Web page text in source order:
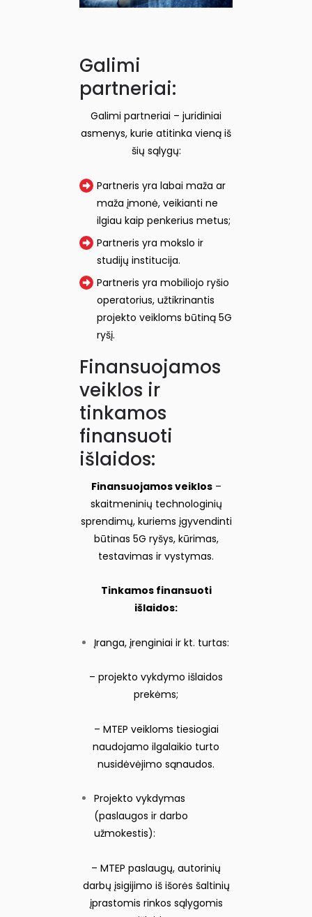
Galimi
partneriai:
Galimi partneriai – juridiniai
asmenys, kurie atitinka vieną iš
šių sąlygų:
Partneris yra labai maža ar
maža įmonė, veikianti ne
ilgiau kaip penkerius metus;
Partneris yra mokslo ir
studijų institucija.
Partneris yra mobiliojo ryšio
operatorius, užtikrinantis
projekto veikloms būtiną 5G
ryšį.
Finansuojamos
veiklos ir
tinkamos
finansuoti
išlaidos:
Finansuojamos veiklos–
skaitmeninių technologinių
sprendimų, kuriems įgyvendinti
būtinas 5G ryšys, kūrimas,
testavimas ir vystymas.
Tinkamos finansuoti
išlaidos:
Įranga, įrenginiai ir kt. turtas:
– projekto vykdymo išlaidos
prekėms;
– MTEP veikloms tiesiogiai
naudojamo ilgalaikio turto
nusidėvėjimo sąnaudos.
Projekto vykdymas
(paslaugos ir darbo
užmokestis):
– MTEP paslaugų, autorinių
darbų įsigijimo iš išorės šaltinių
įprastomis rinkos sąlygomis